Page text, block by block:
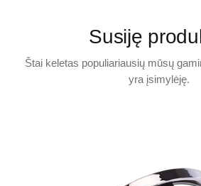
Susiję
Štai keletas populiariausių mūsų
yra įsimylėję.